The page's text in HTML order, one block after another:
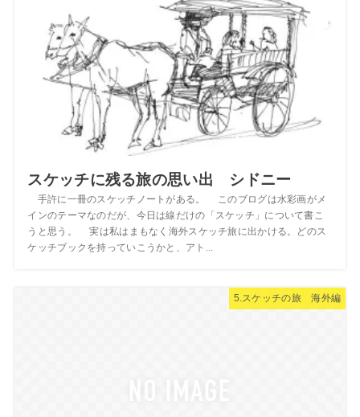
スケッチに残る旅の思い出 シドニー
手許に一冊のスケッチノートがある。 このブログは水彩画がメ
インのテーマなのだが、今日は線だけの「スケッチ」について書こ
うと思う。 実は私はまもなく海外スケッチ旅に出かける。どのス
ケッチブックを持っていこうかと、アト...
5.スケッチの旅 海外編